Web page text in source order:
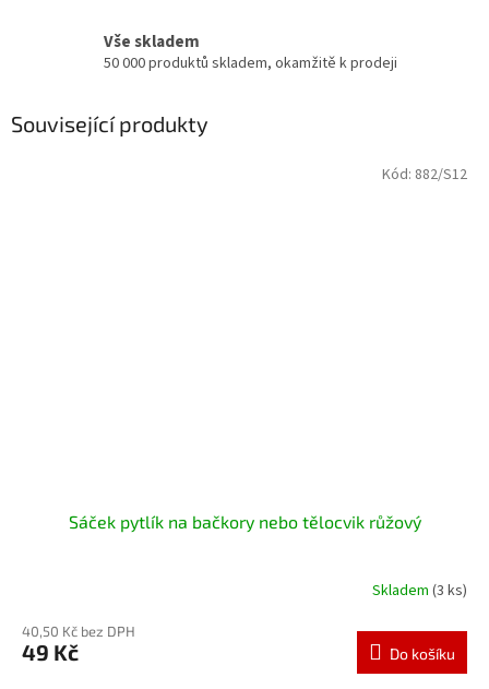
Vše skladem
50 000 produktů skladem, okamžitě k prodeji
Související produkty
Sáček pytlík na bačkory nebo tělocvik růžový
Skladem (3 ks)
40,50 Kč bez DPH
49 Kč Do košíku
Kód: 882/S12